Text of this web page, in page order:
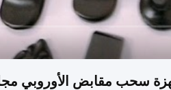
سحب مقابض الأوروبي